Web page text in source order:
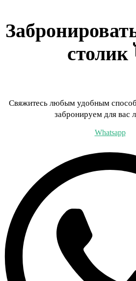
столик
Свяжитесь любым удобным
забронируем для вас
Whatsapp